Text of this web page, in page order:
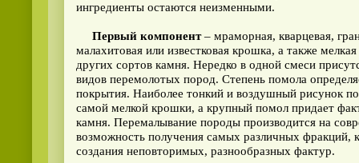
ингредиенты остаются неизменными.
Первый компонент– мраморная, кварцевая,
малахитовая или известковая крошка, а также
других сортов камня. Нередко в одной смеси
видов перемолотых пород. Степень помола
покрытия. Наиболее тонкий и воздушный рисунок
самой мелкой крошки, а крупный помол придает
камня. Перемалывание породы производится на
возможность получения самых различных фракций,
создания неповторимых, разнообразных фактур.